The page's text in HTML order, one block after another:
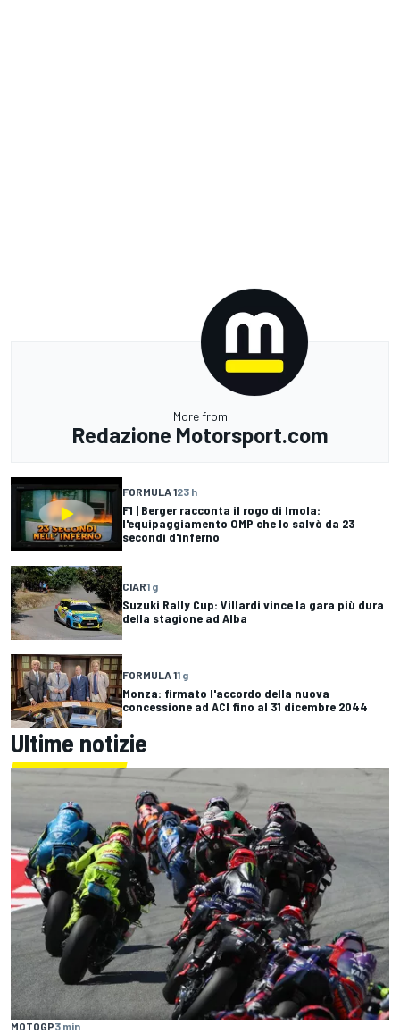
More from
Redazione Motorsport.com
FORMULA 123 h
F1 | Berger racconta il rogo di Imola:
l'equipaggiamento OMP che lo salvò da 23
secondi d'inferno
CIAR1 g
Suzuki Rally Cup: Villardi vince la gara più dura
della stagione ad Alba
FORMULA 11 g
Monza: firmato l'accordo della nuova
concessione ad ACI fino al 31 dicembre 2044
Ultime notizie
MOTOGP3 min